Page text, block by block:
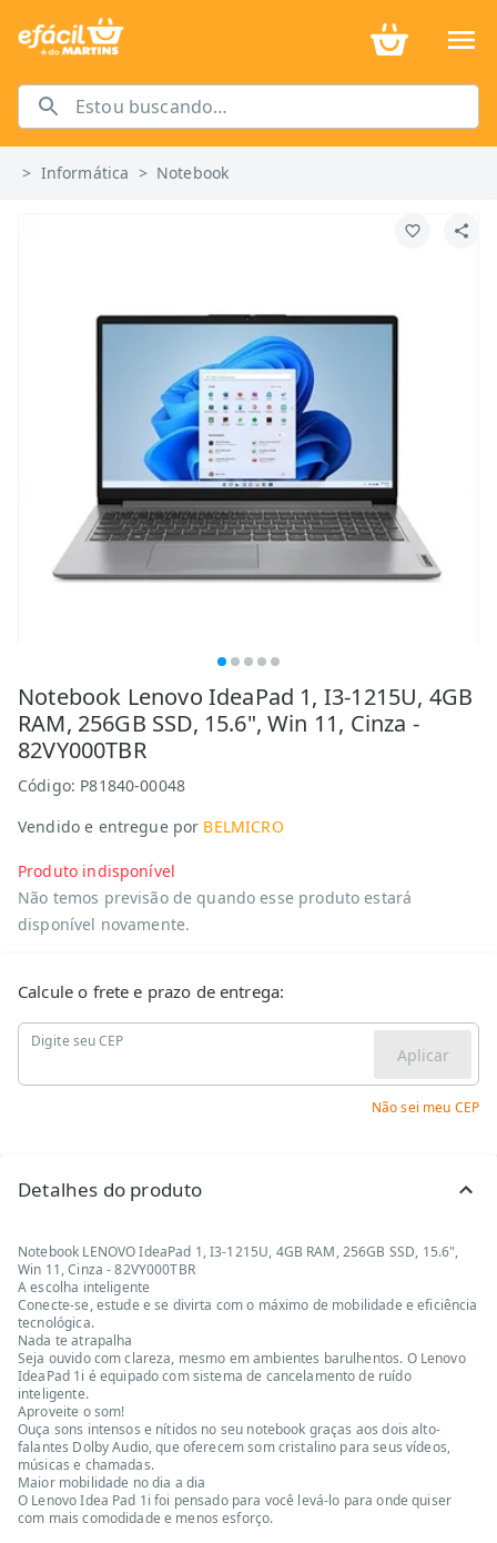
> Informática > Notebook
Notebook Lenovo IdeaPad 1, I3-1215U, 4GB
RAM, 256GB SSD, 15.6", Win 11, Cinza -
82VY000TBR
Código: P81840-00048
Vendido e entregue por BELMICRO
Produto indisponível
Não temos previsão de quando esse produto estará
disponível novamente.
Calcule o frete e prazo de entrega:
Digite seu CEP
Aplicar
Não sei meu CEP
Detalhes do produto
Notebook LENOVO IdeaPad 1, I3-1215U, 4GB RAM, 256GB SSD, 15.6",
Win 11, Cinza - 82VY000TBR
A escolha inteligente
Conecte-se, estude e se divirta com o máximo de mobilidade e eficiência
tecnológica.
Nada te atrapalha
Seja ouvido com clareza, mesmo em ambientes barulhentos. O Lenovo
IdeaPad 1i é equipado com sistema de cancelamento de ruído
inteligente.
Aproveite o som!
Ouça sons intensos e nítidos no seu notebook graças aos dois alto-
falantes Dolby Audio, que oferecem som cristalino para seus vídeos,
músicas e chamadas.
Maior mobilidade no dia a dia
O Lenovo Idea Pad 1i foi pensado para você levá-lo para onde quiser
com mais comodidade e menos esforço.